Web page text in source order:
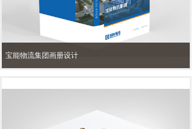
宝能物流集团画册设计